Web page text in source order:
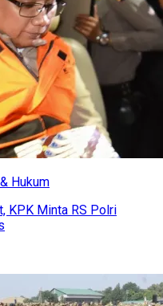
Hukum
KPK Minta RS Polri